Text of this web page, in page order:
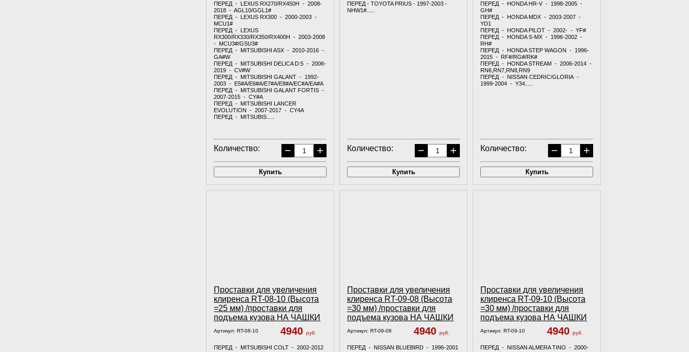
ПЕРЕД - LEXUS RX270/RX450H - 2008-
2018 - AGL10/GGL1#
ПЕРЕД - LEXUS RX300 - 2000-2003 -
MCU1#
ПЕРЕД - LEXUS
RX300/RX330/RX350/RX400H - 2003-2008
- MCU3#/GSU3#
ПЕРЕД - MITSUBISHI ASX - 2010-2016 -
GA#W
ПЕРЕД - MITSUBISHI DELICA D:5 - 2006-
2019 - CV#W
ПЕРЕД - MITSUBISHI GALANT - 1992-
2003 - E5#A/E6#A/E7#A/E8#A/EC#A/EA#A
ПЕРЕД - MITSUBISHI GALANT FORTIS -
2007-2015 - CY#A
ПЕРЕД - MITSUBISHI LANCER
EVOLUTION - 2007-2017 - CY4A
ПЕРЕД - MITSUBIS.....
Количество: − +
Купить
ПЕРЕД - TOYOTA PRIUS - 1997-2003 -
NHW1#.....
Количество: − +
Купить
ПЕРЕД - HONDA HR-V - 1998-2005 -
GH#
ПЕРЕД - HONDA MDX - 2003-2007 -
YD1
ПЕРЕД - HONDA PILOT - 2002- - YF#
ПЕРЕД - HONDA S-MX - 1996-2002 -
RH#
ПЕРЕД - HONDA STEP WAGON - 1996-
2015 - RF#/RG#/RK#
ПЕРЕД - HONDA STREAM - 2006-2014 -
RN6,RN7,RN8,RN9
ПЕРЕД - NISSAN CEDRIC/GLORIA -
1999-2004 - Y34.....
Количество: − +
Купить
Проставки для увеличения
клиренса RT-08-10 (Высота
=25 мм) /проставки для
подъема кузова НА ЧАШКИ
Артикул: RT-08-10 4940 руб.
ПЕРЕД - MITSUBISHI COLT - 2002-2012
Проставки для увеличения
клиренса RT-09-08 (Высота
=30 мм) /проставки для
подъема кузова НА ЧАШКИ
Артикул: RT-09-08 4940 руб.
ПЕРЕД - NISSAN BLUEBIRD - 1996-2001
Проставки для увеличения
клиренса RT-09-10 (Высота
=30 мм) /проставки для
подъема кузова НА ЧАШКИ
Артикул: RT-09-10 4940 руб.
ПЕРЕД - NISSAN ALMERA TINO - 2000-